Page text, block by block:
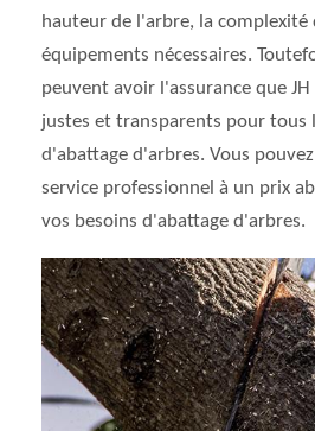
hauteur de l'arbre, la complexité
équipements nécessaires.
peuvent avoir l'assurance que
justes et transparents pour tous
d'abattage d'arbres. Vous
service professionnel à un prix
vos besoins d'abattage d'arbres.